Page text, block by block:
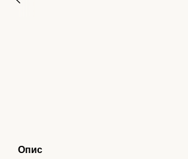
Опис